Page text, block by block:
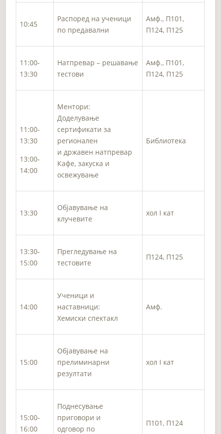
10:45
Распоред на ученици
по предавални
Амф., П101,
П124, П125
11:00-
13:30
Натпревар – решавање
тестови
Амф., П101,
П124, П125
11:00-
13:30
13:00-
14:00
Ментори:
Доделување
сертификати за
регионален
и државен натпревар
Кафе, закуска и
освежување
Библиотека
13:30
Објавување на
клучевите
хол I кат
13:30-
15:00
Прегледување на
тестовите
П124, П125
14:00
Ученици и
наставници:
Хемиски спектакл
Амф.
15:00
Објавување на
прелиминарни
резултати
хол I кат
15:00-
16:00
Поднесување
приговори и
одговор по
П101, П124